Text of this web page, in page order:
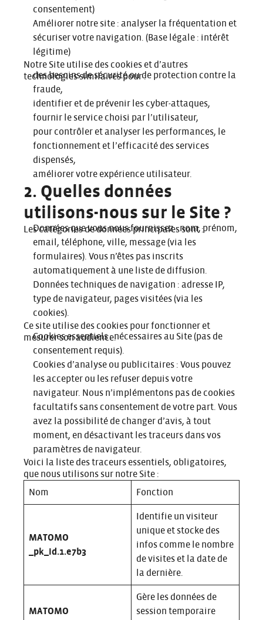
consentement)
Améliorer notre site : analyser la fréquentation et
sécuriser votre navigation. (Base légale : intérêt
légitime)
Notre Site utilise des cookies et d’autres
technologies similaires pour :
des besoins de sécurité ou de protection contre la
fraude,
identifier et de prévenir les cyber-attaques,
fournir le service choisi par l’utilisateur,
pour contrôler et analyser les performances, le
fonctionnement et l’efficacité des services
dispensés,
améliorer votre expérience utilisateur.
2. Quelles données
utilisons-nous sur le Site ?
Les catégories de données principales sont :
Données que vous nous fournissez : nom, prénom,
email, téléphone, ville, message (via les
formulaires). Vous n’êtes pas inscrits
automatiquement à une liste de diffusion.
Données techniques de navigation : adresse IP,
type de navigateur, pages visitées (via les
cookies).
Ce site utilise des cookies pour fonctionner et
mesurer son audience.
Cookies essentiels : nécessaires au Site (pas de
consentement requis).
Cookies d’analyse ou publicitaires : Vous pouvez
les accepter ou les refuser depuis votre
navigateur. Nous n’implémentons pas de cookies
facultatifs sans consentement de votre part. Vous
avez la possibilité de changer d’avis, à tout
moment, en désactivant les traceurs dans vos
paramètres de navigateur.
Voici la liste des traceurs essentiels, obligatoires,
que nous utilisons sur notre Site :
Nom
Fonction
MATOMO
_pk_id.1.e7b3
Identifie un visiteur
unique et stocke des
infos comme le nombre
de visites et la date de
la dernière.
MATOMO
Gère les données de
session temporaire